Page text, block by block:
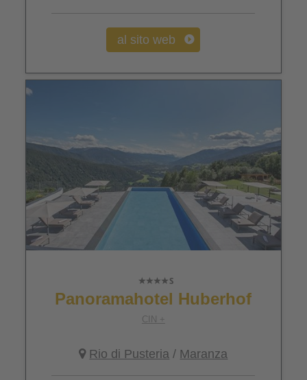
al sito web
Panoramahotel Huberhof
CIN +
Rio di Pusteria / Maranza